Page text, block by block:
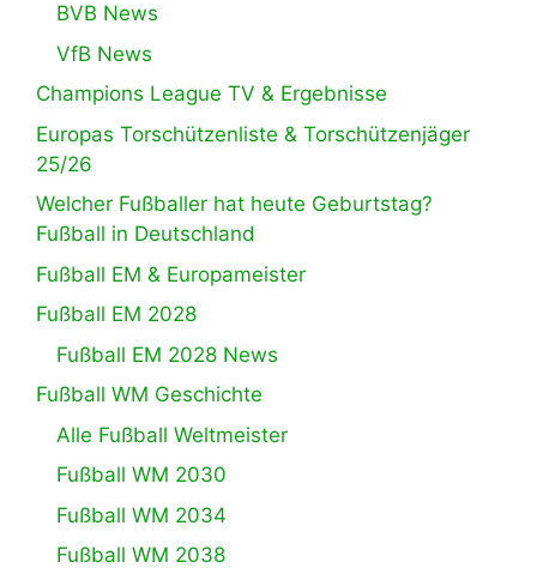
BVB News
VfB News
Champions League TV & Ergebnisse
Europas Torschützenliste & Torschützenjäger
25/26
Welcher Fußballer hat heute Geburtstag?
Fußball in Deutschland
Fußball EM & Europameister
Fußball EM 2028
Fußball EM 2028 News
Fußball WM Geschichte
Alle Fußball Weltmeister
Fußball WM 2030
Fußball WM 2034
Fußball WM 2038